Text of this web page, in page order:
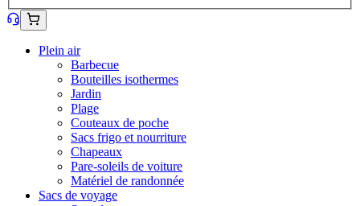
Plein air
Barbecue
Bouteilles isothermes
Jardin
Plage
Couteaux de poche
Sacs frigo et nourriture
Chapeaux
Pare-soleils de voiture
Matériel de randonnée
Sacs de voyage